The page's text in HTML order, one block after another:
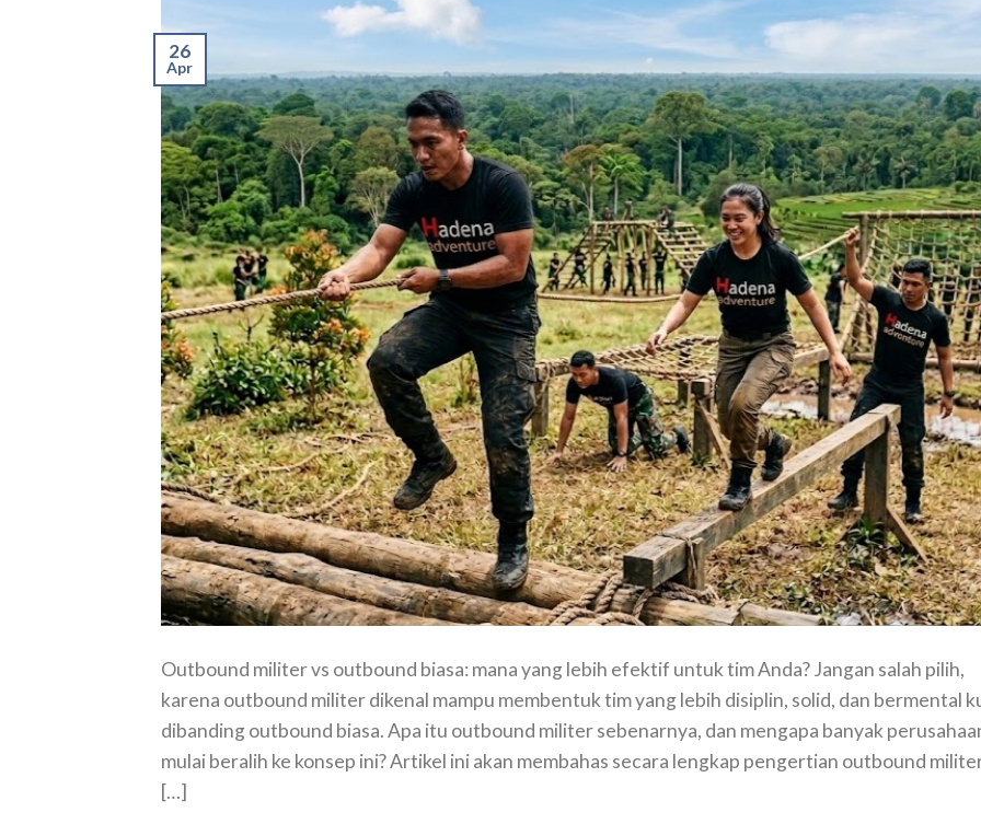
26
Apr
Outbound militer vs outbound biasa: mana yang lebih efektif untuk tim Anda? Jangan salah pilih,
karena outbound militer dikenal mampu membentuk tim yang lebih disiplin, solid, dan bermental
dibanding outbound biasa. Apa itu outbound militer sebenarnya, dan mengapa banyak
mulai beralih ke konsep ini? Artikel ini akan membahas secara lengkap pengertian outbound
[…]